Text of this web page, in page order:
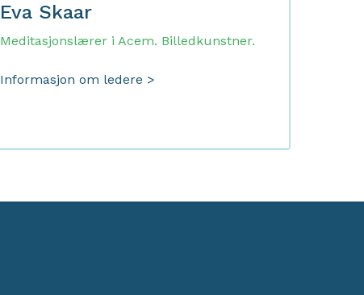
Eva Skaar
Meditasjonslærer i Acem. Billedkunstner.
Informasjon om ledere >